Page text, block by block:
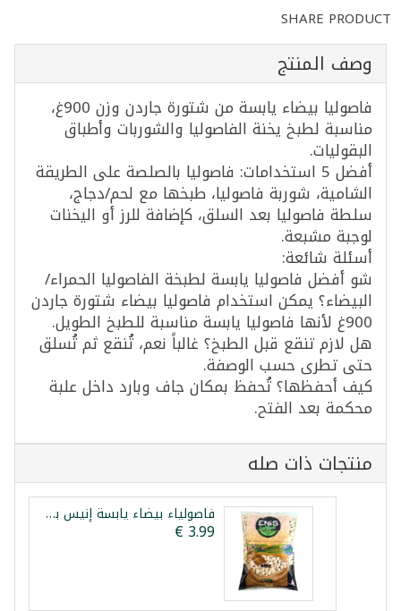
SHARE PRODUCT
وصف المنتج
فاصوليا بيضاء يابسة من شتورة جاردن وزن 900غ،
مناسبة لطبخ يخنة الفاصوليا والشوربات وأطباق
البقوليات.
أفضل 5 استخدامات: فاصوليا بالصلصة على الطريقة
الشامية، شوربة فاصوليا، طبخها مع لحم/دجاج،
سلطة فاصوليا بعد السلق، كإضافة للرز أو اليخنات
لوجبة مشبعة.
أسئلة شائعة:
شو أفضل فاصوليا يابسة لطبخة الفاصوليا الحمراء/
البيضاء؟ يمكن استخدام فاصوليا بيضاء شتورة جاردن
900غ لأنها فاصوليا يابسة مناسبة للطبخ الطويل.
هل لازم تنقع قبل الطبخ؟ غالباً نعم، تُنقع ثم تُسلق
حتى تطرى حسب الوصفة.
كيف أحفظها؟ تُحفظ بمكان جاف وبارد داخل علبة
محكمة بعد الفتح.
منتجات ذات صله
فاصولياء بيضاء يابسة إنيس باقليات 900غ